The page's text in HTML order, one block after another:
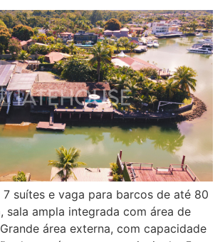
7 suítes e vaga para barcos de até 80
sala ampla integrada com área de
área externa, com capacidade